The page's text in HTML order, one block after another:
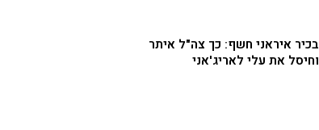
בכיר איראני חשף: כך צה"ל איתר
וחיסל את עלי לאריג'אני